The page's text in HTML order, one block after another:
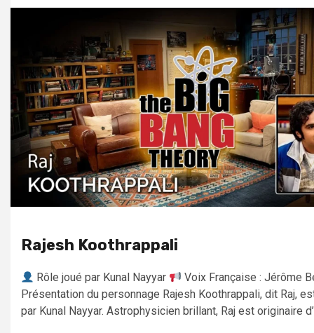
Rajesh Koothrappali
Rôle joué par Kunal Nayyar
Voix Française : Jérôme
Présentation du personnage Rajesh Koothrappali, dit Raj,
par Kunal Nayyar. Astrophysicien brillant, Raj est originaire